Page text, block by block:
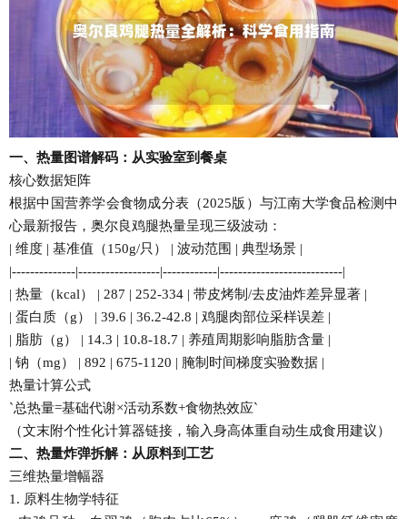
一、热量图谱解码：从实验室到餐桌
核心数据矩阵
根据中国营养学会食物成分表（2025版）与江南大学食品检测中
心最新报告，奥尔良鸡腿热量呈现三级波动：
| 维度 | 基准值（150g/只） | 波动范围 | 典型场景 |
|--------------|------------------|------------|---------------------------|
| 热量（kcal） | 287 | 252-334 | 带皮烤制/去皮油炸差异显著 |
| 蛋白质（g） | 39.6 | 36.2-42.8 | 鸡腿肉部位采样误差 |
| 脂肪（g） | 14.3 | 10.8-18.7 | 养殖周期影响脂肪含量 |
| 钠（mg） | 892 | 675-1120 | 腌制时间梯度实验数据 |
热量计算公式
`总热量=基础代谢×活动系数+食物热效应`
（文末附个性化计算器链接，输入身高体重自动生成食用建议）
二、热量炸弹拆解：从原料到工艺
三维热量增幅器
1. 原料生物学特征